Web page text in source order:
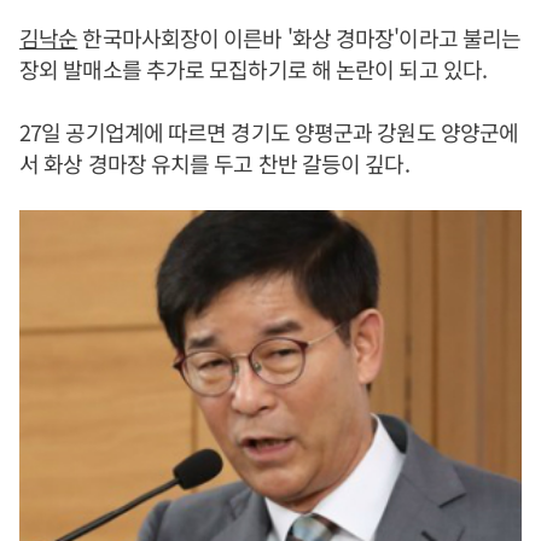
김낙순한국마사회장이 이른바 '화상 경마장'이라고 불리는
장외 발매소를 추가로 모집하기로 해 논란이 되고 있다.
27일 공기업계에 따르면 경기도 양평군과 강원도 양양군에
서 화상 경마장 유치를 두고 찬반 갈등이 깊다.